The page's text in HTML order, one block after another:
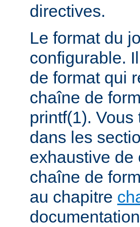
directives.
Le format du
configurable.
de format qui
chaîne de
printf(1).
dans les
exhaustive de
chaîne de
au chapitre